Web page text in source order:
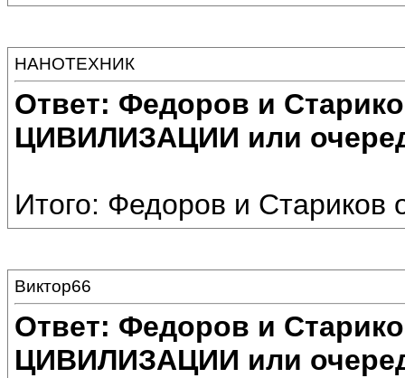
НАНОТЕХНИК
Ответ: Федоров и
ЦИВИЛИЗАЦИИ или
Итого: Федоров и Стариков
Виктор66
Ответ: Федоров и
ЦИВИЛИЗАЦИИ или